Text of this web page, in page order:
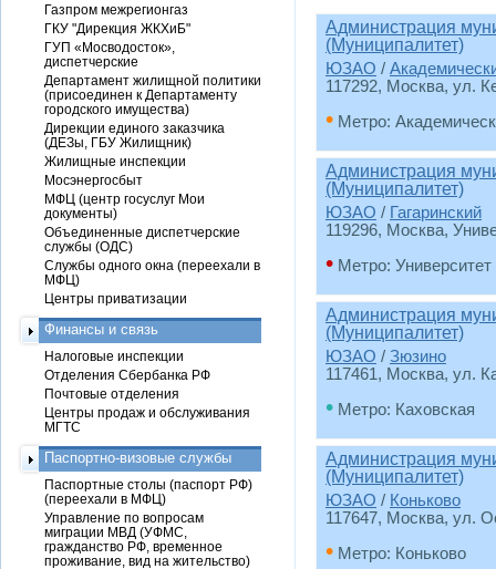
Администрация
(Муниципалитет)
ЮЗАО /
117292, Москва, ул.
• Метро:
Администрация
(Муниципалитет)
ЮЗАО / Гагаринский
119296, Москва,
• Метро: Университет
Администрация
(Муниципалитет)
ЮЗАО / Зюзино
117461, Москва, ул.
• Метро: Каховская
Администрация
(Муниципалитет)
ЮЗАО / Коньково
117647, Москва, ул.
• Метро: Коньково
Газпром межрегионгаз
ГКУ "Дирекция ЖКХиБ"
ГУП «Мосводосток»,
диспетчерские
Департамент жилищной политики
(присоединен к Департаменту
городского имущества)
Дирекции единого заказчика
(ДЕЗы, ГБУ Жилищник)
Жилищные инспекции
Мосэнергосбыт
МФЦ (центр госуслуг Мои
документы)
Объединенные диспетчерские
службы (ОДС)
Службы одного окна (переехали в
МФЦ)
Центры приватизации
Финансы и связь
Налоговые инспекции
Отделения Сбербанка РФ
Почтовые отделения
Центры продаж и обслуживания
МГТС
Паспортно-визовые службы
Паспортные столы (паспорт РФ)
(переехали в МФЦ)
Управление по вопросам
миграции МВД (УФМС,
гражданство РФ, временное
проживание, вид на жительство)